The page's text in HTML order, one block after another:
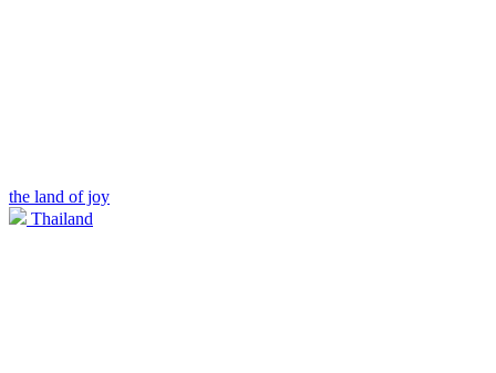
the land of joy
Thailand